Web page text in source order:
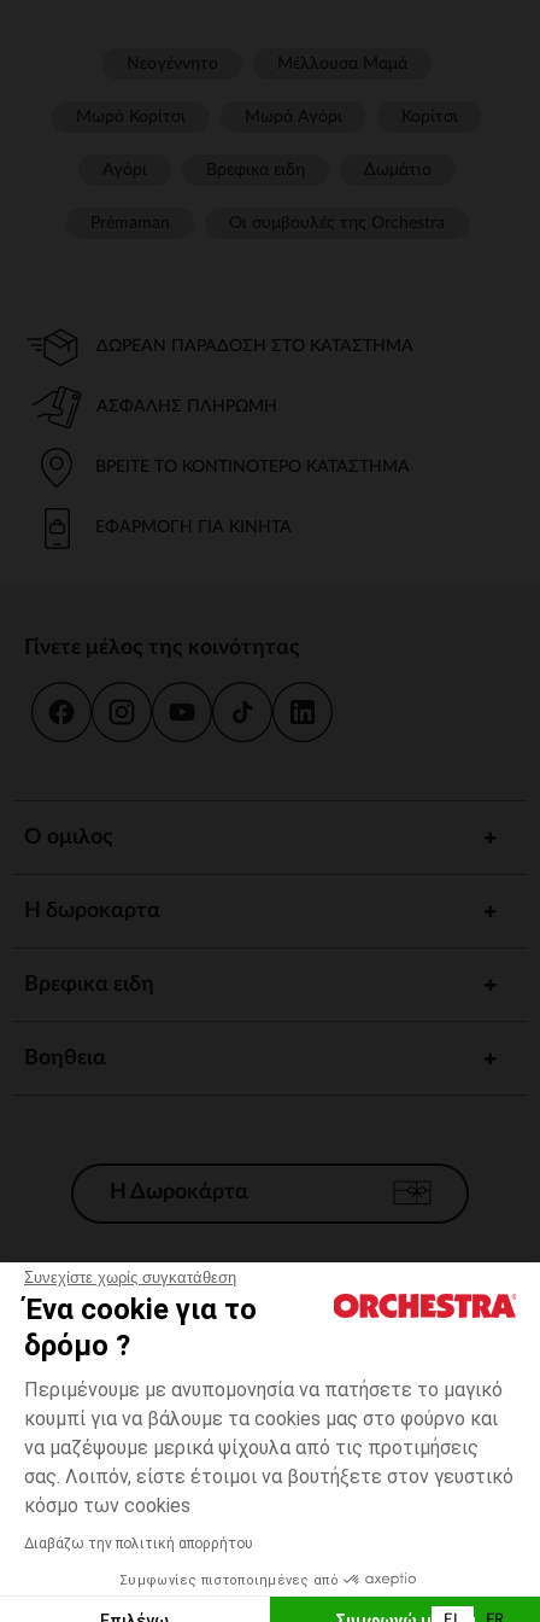
Συνεχίστε χωρίς συγκατάθεση
Ένα cookie για το
δρόμο ?
Περιμένουμε με ανυπομονησία να πατήσετε το μαγικό
κουμπί για να βάλουμε τα cookies μας στο φούρνο και
να μαζέψουμε μερικά ψίχουλα από τις προτιμήσεις
σας. Λοιπόν, είστε έτοιμοι να βουτήξετε στον γευστικό
κόσμο των cookies
Διαβάζω την πολιτική απορρήτου
Συμφωνίες πιστοποιημένες από
Καφέ
one
Δυνατότητα πληρωμής με
ΠΡΟΣΘΉΚΗ ΣΤΟ ΚΑΛΆΘΙ
ΔΩΡΕΆΝ ΠΑΡΆΔΟΣΗ ΣΤΟ ΚΑΤΆΣΤΗΜΑ
ΑΣΦΑΛΉΣ ΠΛΗΡΩΜΉ
ΒΡΕΊΤΕ ΤΟ ΚΟΝΤΙΝΌΤΕΡΟ ΚΑΤΆΣΤΗΜΑ
ΕΦΑΡΜΟΓΉ ΓΙΑ ΚΙΝΗΤΆ
Γίνετε μέλος της κοινότητας
Ο ομιλος
Η δωροκαρτα
Βρεφικα ειδη
Βοηθεια
Η Δωροκάρτα
Γενικοί 'Οροι Πώλησης
*Εμπορικες προσφορες
Προσωπικά δεδομένα
Διαχείρηση των cookies
Προσβασιμότητα: μη συμμορφούμενη
H Orchestra συμμετέχει στον κωδικά δεοντολογίας και στο σύστημα
μεσολάβησης της Γαλλικής Ομοσπονδίας Ηλεκτρονικού Εμπορίου.